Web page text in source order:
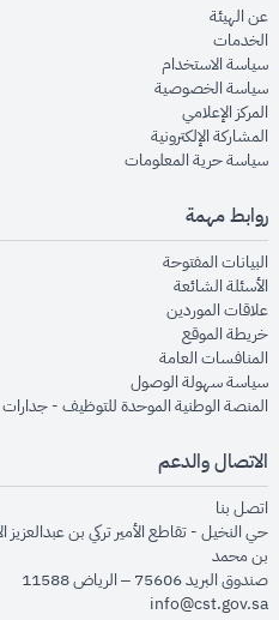
عن الهيئةopens in new window
الخدماتopens in new window
سياسة الاستخدام
سياسة الخصوصيةopens in new window
المركز الإعلاميopens in new window
المشاركة الإلكترونيةopens in new window
سياسة حرية المعلوماتin new window
روابط مهمة
البيانات المفتوحةopens in new window
الأسئلة الشائعةopens in new window
علاقات الموردينopens in new window
خريطة الموقعopens in new window
المنافسات العامةopens in new window
سياسة سهولة الوصولin new window
المنصة الوطنية الموحدة للتوظيف - جدارات
الاتصال والدعم
اتصل بنا
حي النخيل - تقاطع الأمير تركي بن
بن محمد
صندوق البريد 75606 – الرياض 11588
info@cst.gov.sa